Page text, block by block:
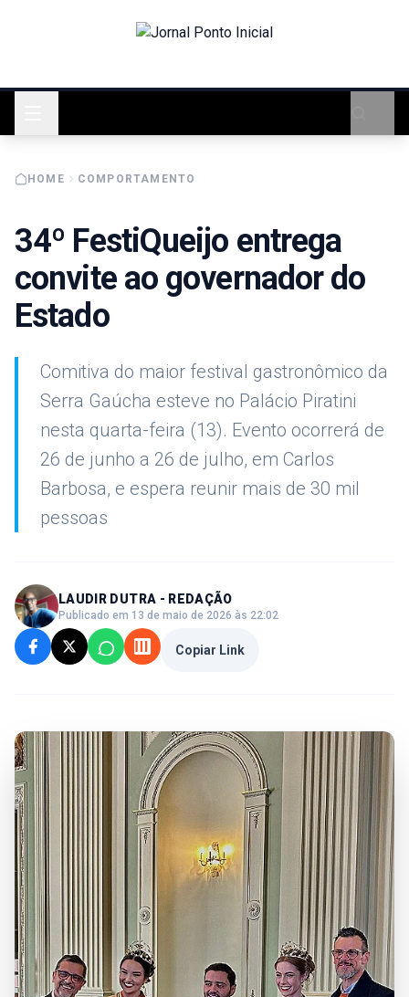
HOME COMPORTAMENTO
34º FestiQueijo entrega
convite ao governador do
Estado
Comitiva do maior festival gastronômico da
Serra Gaúcha esteve no Palácio Piratini
nesta quarta-feira (13). Evento ocorrerá de
26 de junho a 26 de julho, em Carlos
Barbosa, e espera reunir mais de 30 mil
pessoas
LAUDIR DUTRA - REDAÇÃO
Publicado em 13 de maio de 2026 às 22:02
Copiar Link